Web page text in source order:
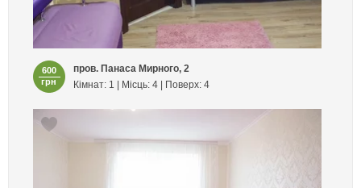
600
грн
пров. Панаса Мирного, 2
Кімнат: 1 | Місць: 4 | Поверх: 4